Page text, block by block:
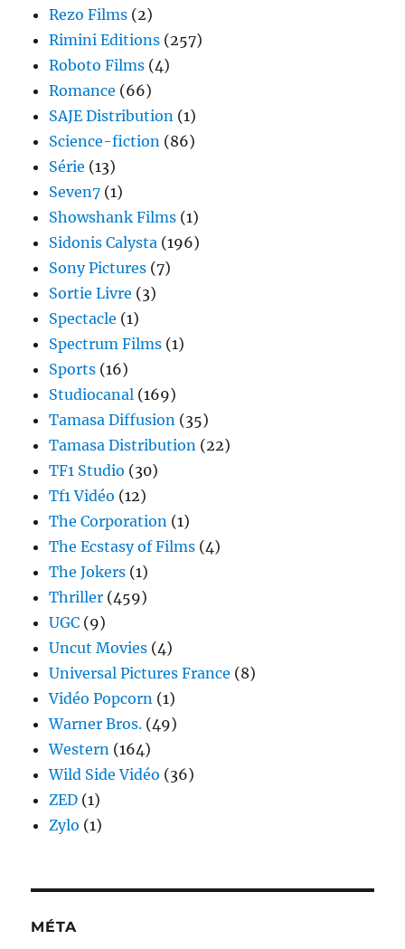
Rezo Films (2)
Rimini Editions (257)
Roboto Films (4)
Romance (66)
SAJE Distribution (1)
Science-fiction (86)
Série (13)
Seven7 (1)
Showshank Films (1)
Sidonis Calysta (196)
Sony Pictures (7)
Sortie Livre (3)
Spectacle (1)
Spectrum Films (1)
Sports (16)
Studiocanal (169)
Tamasa Diffusion (35)
Tamasa Distribution (22)
TF1 Studio (30)
Tf1 Vidéo (12)
The Corporation (1)
The Ecstasy of Films (4)
The Jokers (1)
Thriller (459)
UGC (9)
Uncut Movies (4)
Universal Pictures France (8)
Vidéo Popcorn (1)
Warner Bros. (49)
Western (164)
Wild Side Vidéo (36)
ZED (1)
Zylo (1)
MÉTA